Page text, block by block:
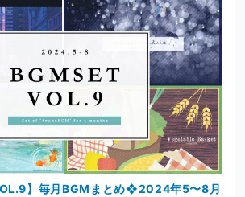
】毎月BGMまとめ❖2024年5〜8月